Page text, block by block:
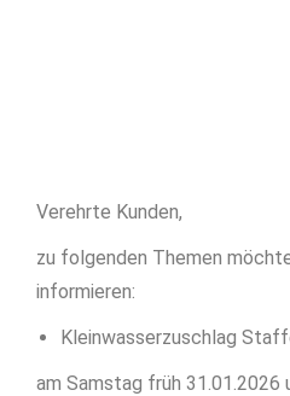
Verehrte Kunden,
zu folgenden Themen
informieren:
Kleinwasserzuschlag
am Samstag früh 31.01.2026